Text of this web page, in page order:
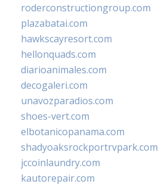
roderconstructiongroup.com
plazabatai.com
hawkscayresort.com
hellonquads.com
diarioanimales.com
decogaleri.com
unavozparadios.com
shoes-vert.com
elbotanicopanama.com
shadyoaksrockportrvpark.com
jccoinlaundry.com
kautorepair.com